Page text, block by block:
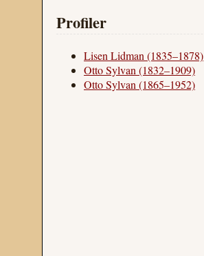
Profiler
Lisen Lidman (1835–1878)
Otto Sylvan (1832–1909)
Otto Sylvan (1865–1952)